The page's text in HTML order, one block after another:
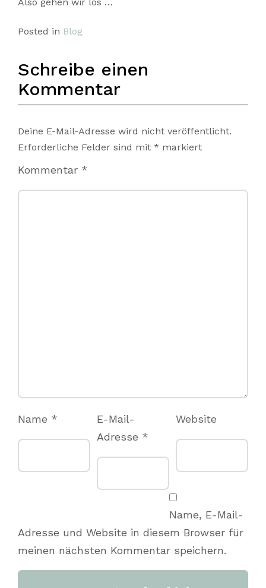
Posted in Blog
Schreibe einen
Kommentar
Deine E-Mail-Adresse wird nicht veröffentlicht.
Erforderliche Felder sind mit * markiert
Kommentar *
Name *
E-Mail-
Adresse *
Website
Name, E-Mail-
Adresse und Website in diesem Browser für
meinen nächsten Kommentar speichern.